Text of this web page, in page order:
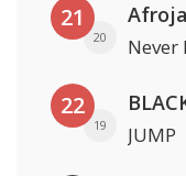
21
20 Never
22
19 JUMP